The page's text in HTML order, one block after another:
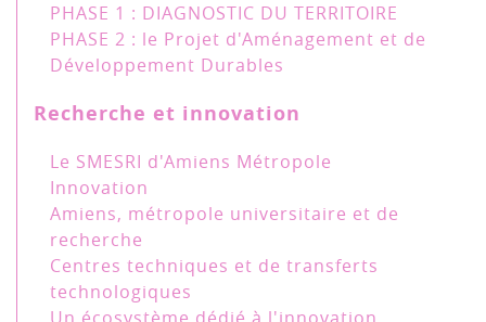
PHASE 1 : DIAGNOSTIC DU TERRITOIRE
PHASE 2 : le Projet d'Aménagement et de
Développement Durables
Recherche et innovation
Le SMESRI d'Amiens Métropole
Innovation
Amiens, métropole universitaire et de
recherche
Centres techniques et de transferts
technologiques